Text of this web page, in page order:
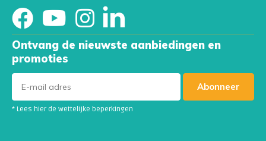
Ontvang de nieuwste aanbiedingen en
promoties
Abonneer
* Lees hier de wettelijke beperkingen